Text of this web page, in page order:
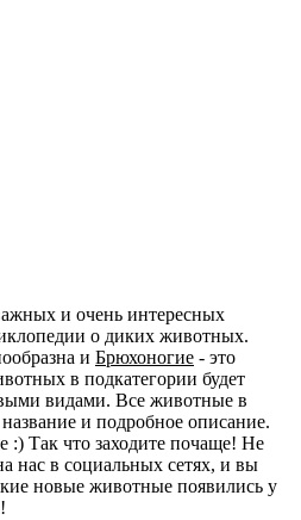
и очень интересных
о диких животных.
и Брюхоногие - это
в подкатегории будет
видами. Все животные в
и подробное описание.
:) Так что заходите почаще! Не
нас в социальных сетях, и вы
новые животные появились у